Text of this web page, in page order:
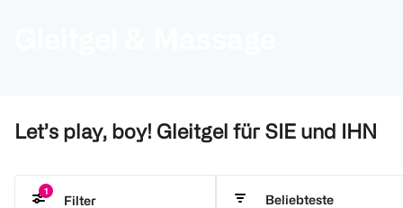
Let’s play, boy! Gleitgel für SIE und IHN
1
Filter Beliebteste